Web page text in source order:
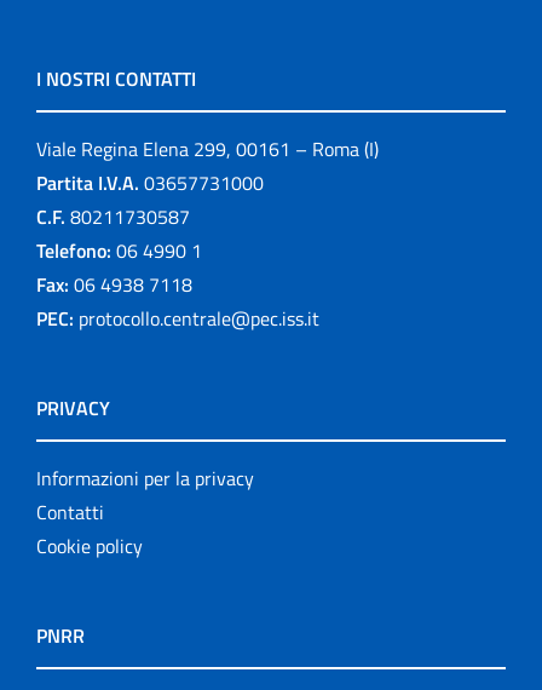
I NOSTRI CONTATTI
Viale Regina Elena 299, 00161 – Roma (I)
Partita I.V.A. 03657731000
C.F. 80211730587
Telefono: 06 4990 1
Fax: 06 4938 7118
PEC: protocollo.centrale@pec.iss.it
PRIVACY
Informazioni per la privacy
Contatti
Cookie policy
PNRR